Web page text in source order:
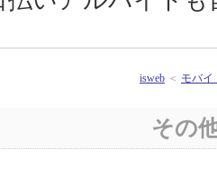
isweb ＜ モバイ
その